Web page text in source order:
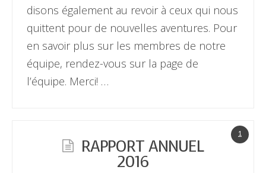
disons également au revoir à ceux qui nous
quittent pour de nouvelles aventures. Pour
en savoir plus sur les membres de notre
équipe, rendez-vous sur la page de
l’équipe. Merci! …
1
RAPPORT ANNUEL
2016